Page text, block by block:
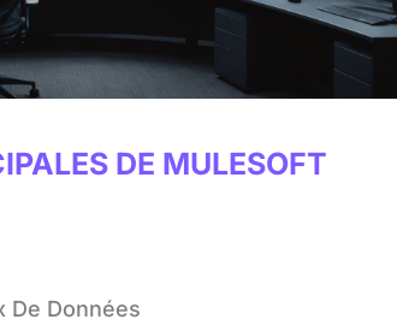
DE MULESOFT
De Données